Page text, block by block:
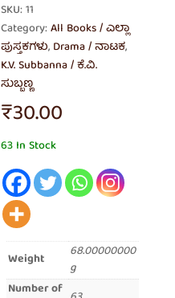
SKU: 11
Category:All Books / ಎಲ್ಲಾ
ಪುಸ್ತಕಗಳು, Drama / ನಾಟಕ,
K.V. Subbanna / ಕೆ.ವಿ.
ಸುಬ್ಬಣ್ಣ
₹30.00
63 In Stock
Weight
68.00000000
g
Number of